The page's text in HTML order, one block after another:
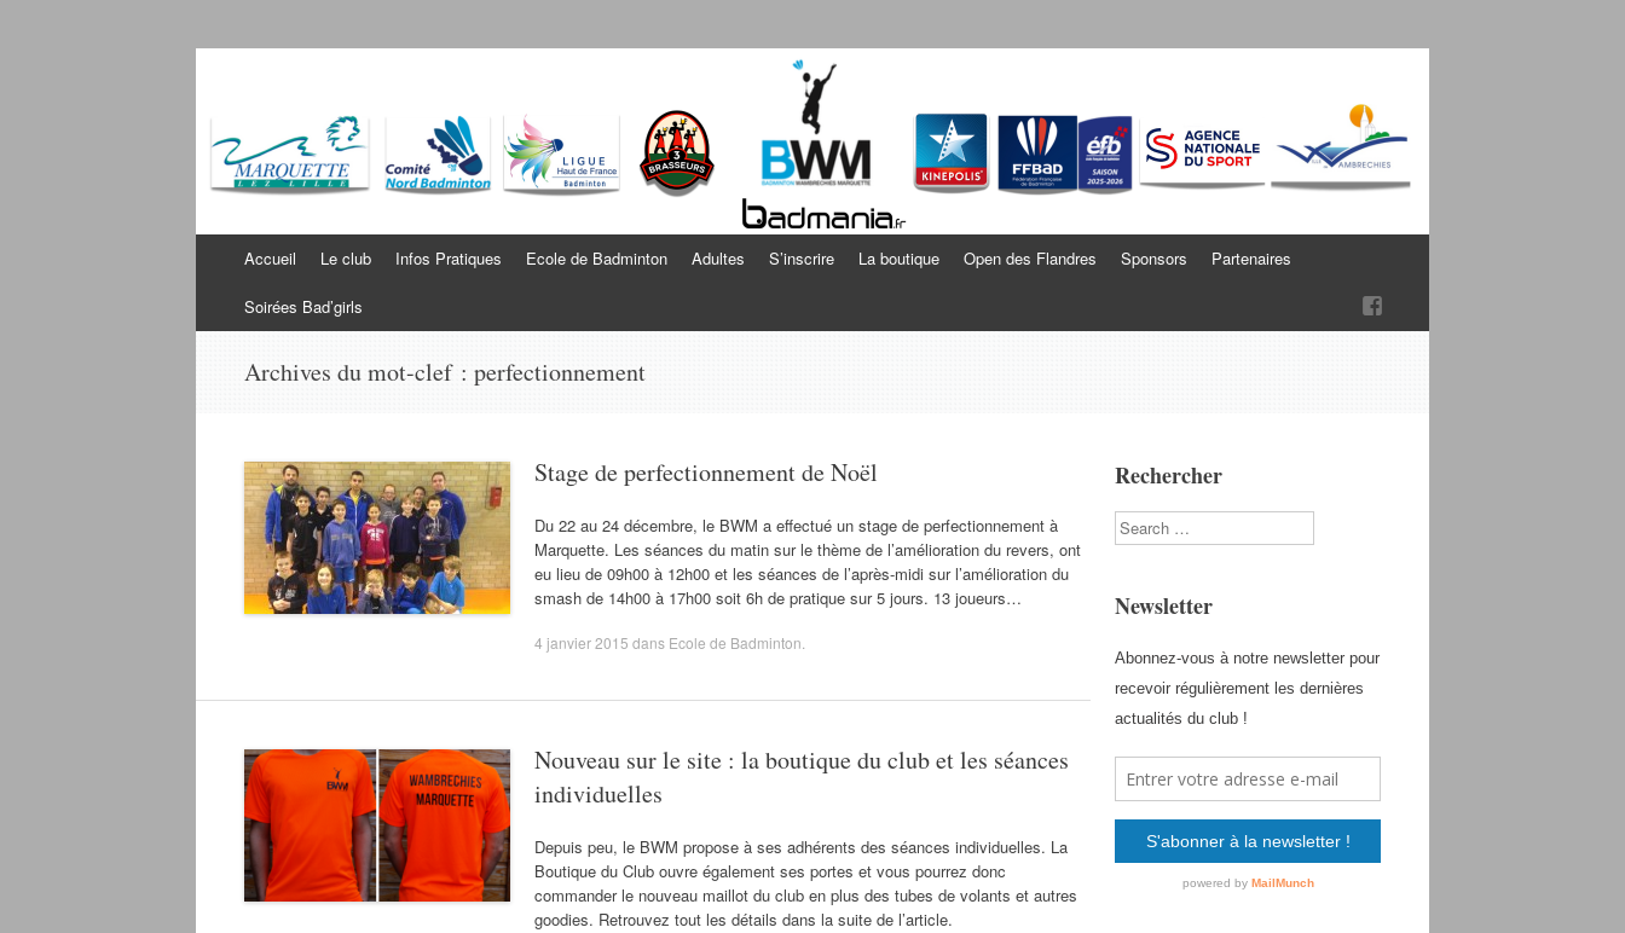
Badminton Wambrechies Marquette
Bienvenue sur le site du BWM
Aller au contenu
Accueil Le club Infos Pratiques Ecole de Badminton Adultes S’inscrire La boutique Open des Flandres Sponsors Partenaires
Soirées Bad’girls
Archives du mot-clef : perfectionnement
Stage de perfectionnement de Noël
Du 22 au 24 décembre, le BWM a effectué un stage de perfectionnement à
Marquette. Les séances du matin sur le thème de l’amélioration du revers, ont
eu lieu de 09h00 à 12h00 et les séances de l’après-midi sur l’amélioration du
smash de 14h00 à 17h00 soit 6h de pratique sur 5 jours. 13 joueurs…
4 janvier 2015 dans Ecole de Badminton
Nouveau sur le site : la boutique du club et les séances
individuelles
Depuis peu, le BWM propose à ses adhérents des séances individuelles. La
Boutique du Club ouvre également ses portes et vous pourrez donc
commander le nouveau maillot du club en plus des tubes de volants et autres
goodies. Retrouvez tout les détails dans la suite de l’article.
Rechercher
Search
Newsletter